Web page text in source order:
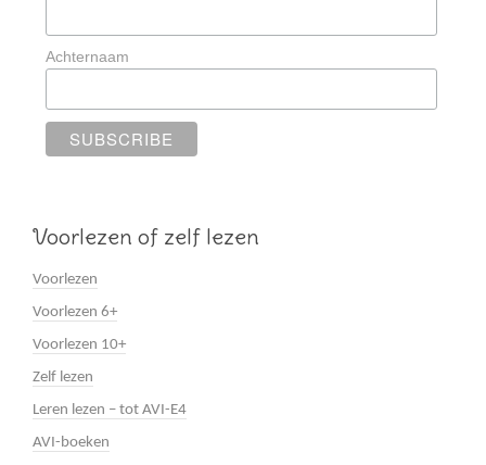
Achternaam
Voorlezen of zelf lezen
Voorlezen
Voorlezen 6+
Voorlezen 10+
Zelf lezen
Leren lezen – tot AVI-E4
AVI-boeken